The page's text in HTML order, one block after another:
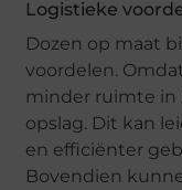
Logistieke
Dozen op maat
voordelen.
minder ruimte in
opslag. Dit kan
en efficiënter
Bovendien